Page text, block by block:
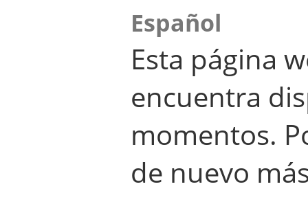
Español
Esta página
encuentra
momentos.
de nuevo